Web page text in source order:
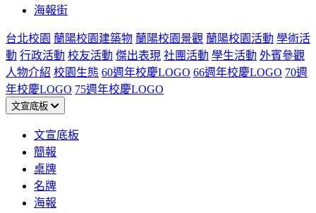
海報街
台北校園 蘭陽校園建築物 蘭陽校園景觀 蘭陽校園活動 學術活
動 行政活動 校友活動 傑出表現 社團活動 學生活動 外賓參觀
人物介紹 校園生態 60週年校慶LOGO 66週年校慶LOGO 70週
年校慶LOGO 75週年校慶LOGO
文宣底板
文宣底板
簡報
桌牌
名牌
海報